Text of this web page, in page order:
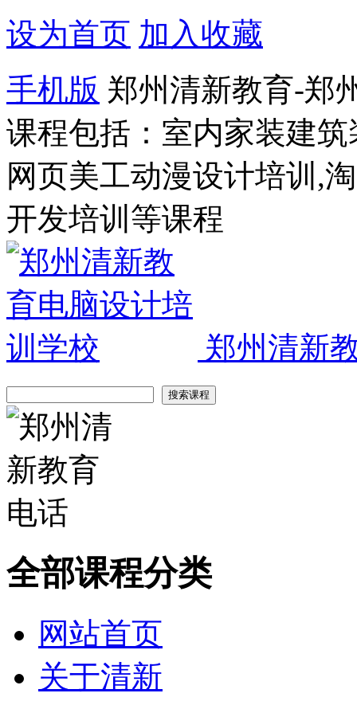
设为首页 加入收藏
手机版 郑州清新教育-郑
课程包括：室内家装建
网页美工动漫设计培训,
开发培训等课程
郑州清新
全部课程分类
网站首页
关于清新